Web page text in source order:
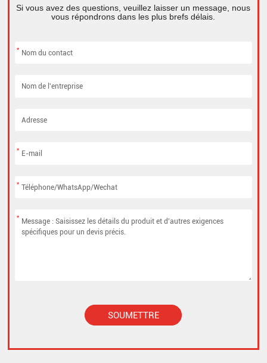
Si vous avez des questions, veuillez laisser un message, nous
vous répondrons dans les plus brefs délais.
*
*
*
*
SOUMETTRE